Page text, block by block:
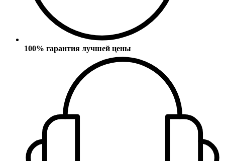
100% гарантия лучшей цены